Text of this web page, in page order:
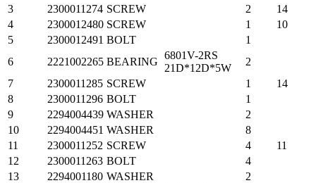
3
2300011274 SCREW 2
14
4
2300012480 SCREW 1
10
5
2300012491 BOLT
1
6
2221002265 BEARING
6801V-2RS
21D*12D*5W
2
7
2300011285 SCREW 1
14
8
2300011296 BOLT
1
9
2294004439 WASHER
2
10
2294004451 WASHER
8
11
2300011252 SCREW 4
11
12
2300011263 BOLT
4
13
2294001180 WASHER
2